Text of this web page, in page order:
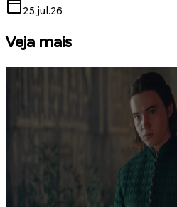
25.jul.26
Veja mais